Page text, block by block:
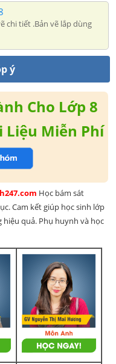
chi tiết .Bản vẽ lắp dùng
ý
Cho Lớp 8
Liệu Miễn Phí
Học bám sát
Cam kết giúp học sinh lớp
quả. Phụ huynh và học